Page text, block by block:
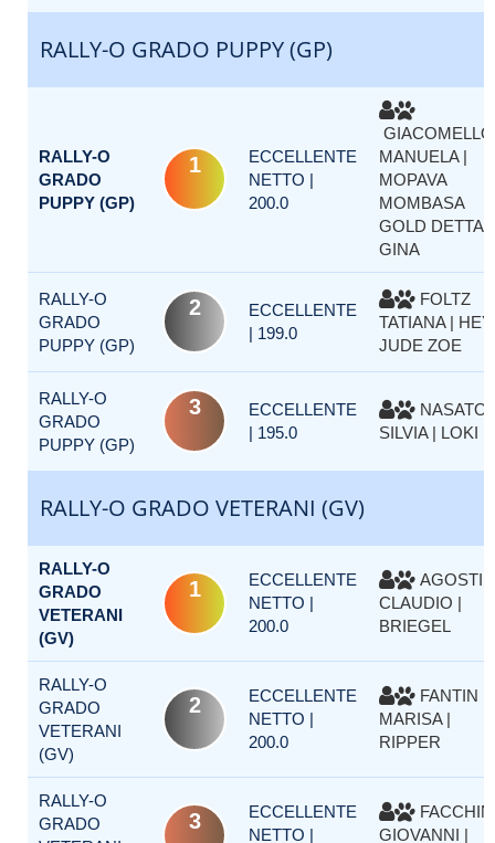
RALLY-O GRADO PUPPY (GP)
RALLY-O
GRADO
PUPPY (GP)
1
ECCELLENTE
NETTO |
200.0
GIACOMELLO
MANUELA |
MOPAVA
MOMBASA
GOLD DETTA
GINA
RALLY-O
GRADO
PUPPY (GP)
2
ECCELLENTE
| 199.0
FOLTZ
TATIANA | HEY
JUDE ZOE
RALLY-O
GRADO
PUPPY (GP)
3
ECCELLENTE
| 195.0
NASATO
SILVIA | LOKI
RALLY-O GRADO VETERANI (GV)
RALLY-O
GRADO
VETERANI
(GV)
1
ECCELLENTE
NETTO |
200.0
CLAUDIO |
BRIEGEL
RALLY-O
GRADO
VETERANI
(GV)
2
ECCELLENTE
NETTO |
200.0
FANTIN
MARISA |
RIPPER
RALLY-O
GRADO
3
ECCELLENTE
NETTO |
FACCHIN
GIOVANNI |